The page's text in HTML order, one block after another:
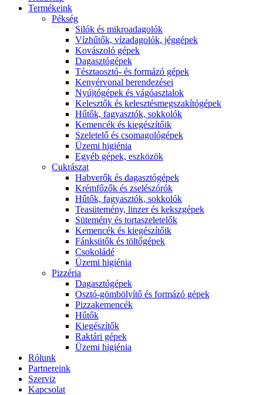
Termékeink
Pékség
Silók és mikroadagolók
Vízhűtők, vízadagolók, jéggépek
Kovászoló gépek
Dagasztógépek
Tésztaosztó- és formázó gépek
Kenyérvonal berendezései
Nyújtógépek és vágóasztalok
Kelesztők és kelesztésmegszakítógépek
Hűtők, fagyasztók, sokkolók
Kemencék és kiegészítőik
Szeletelő és csomagológépek
Üzemi higiénia
Egyéb gépek, eszközök
Cukrászat
Habverők és dagasztógépek
Krémfőzők és zselészórók
Hűtők, fagyasztók, sokkolók
Teasütemény, linzer és kekszgépek
Sütemény és tortaszeletelők
Kemencék és kiegészítőik
Fánksütők és töltőgépek
Csokoládé
Üzemi higiénia
Pizzéria
Dagasztógépek
Osztó-gömbölyítő és formázó gépek
Pizzakemencék
Hűtők
Kiegészítők
Raktári gépek
Üzemi higiénia
Rólunk
Partnereink
Szerviz
Kapcsolat